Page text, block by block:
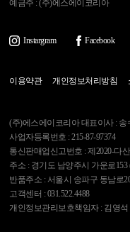
예금주 : (주)에스에이코리아
Instargram Facebook
이용약관 개인정보처리방침
(주)에스에이코리아 대표이사 : 송
사업자등록번호 : 215-87-97374
통신판매업신고번호 : 제2020-다
주소 : 경기도 남양주시 가운로153
반품주소 : 서울시 송파구 동남로
고객센터 : 031.522.4488
개인정보관리보호책임자 : 김영석